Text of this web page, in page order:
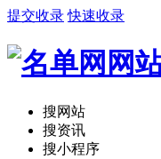
提交收录 快速收录
搜网站
搜资讯
搜小程序